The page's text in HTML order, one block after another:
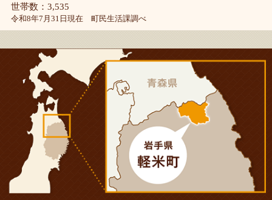
世帯数：3,535
令和8年7月31日現在 町民生活課調べ